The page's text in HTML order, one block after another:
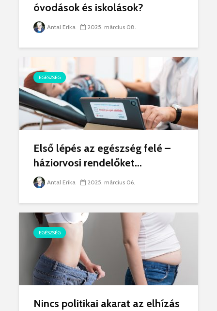
óvodások és iskolások?
Antal Erika 2025. március 08.
EGÉSZSÉG
Első lépés az egészség felé –
háziorvosi rendelőket...
Antal Erika 2025. március 06.
EGÉSZSÉG
Nincs politikai akarat az elhízás